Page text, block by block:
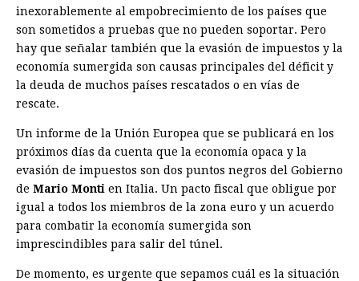
inexorablemente al empobrecimiento de los países que
son sometidos a pruebas que no pueden soportar. Pero
hay que señalar también que la evasión de impuestos y la
economía sumergida son causas principales del déficit y
la deuda de muchos países rescatados o en vías de
rescate.
Un informe de la Unión Europea que se publicará en los
próximos días da cuenta que la economía opaca y la
evasión de impuestos son dos puntos negros del Gobierno
de Mario Monti en Italia. Un pacto fiscal que obligue por
igual a todos los miembros de la zona euro y un acuerdo
para combatir la economía sumergida son
imprescindibles para salir del túnel.
De momento, es urgente que sepamos cuál es la situación